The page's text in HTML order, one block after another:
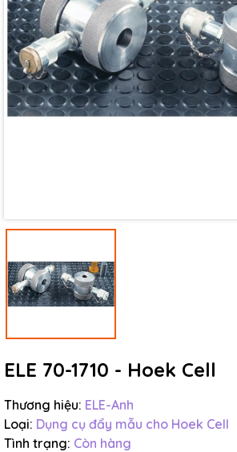
ELE 70-1710 - Hoek Cell
Thương hiệu: ELE-Anh
Loại: Dụng cụ đẩy mẫu cho Hoek Cell
Tình trạng: Còn hàng
Ngày hết hạn:
Điều kiện: